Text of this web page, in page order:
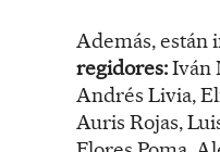
Además, están
regidores:Iván
Andrés Livia,
Auris Rojas,